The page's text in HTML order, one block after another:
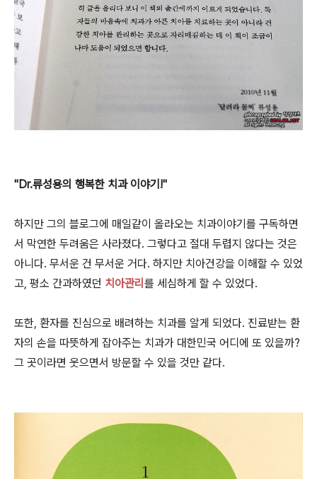
"Dr.류성용의 행복한 치과 이야기!"
하지만 그의 블로그에 매일같이 올라오는 치과이야기를 구독하면
서 막연한 두려움은 사라졌다. 그렇다고 절대 두렵지 않다는 것은
아니다. 무서운 건 무서운 거다. 하지만 치아건강을 이해할 수 있었
고, 평소 간과하였던 치아관리 를 세심하게 할 수 있었다.
또한, 환자를 진심으로 배려하는 치과를 알게 되었다. 진료받는 환
자의 손을 따뜻하게 잡아주는 치과가 대한민국 어디에 또 있을까?
그 곳이라면 웃으면서 방문할 수 있을 것만 같다.